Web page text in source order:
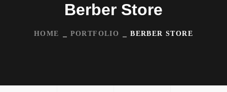
Berber Store
HOME PORTFOLIO BERBER STORE